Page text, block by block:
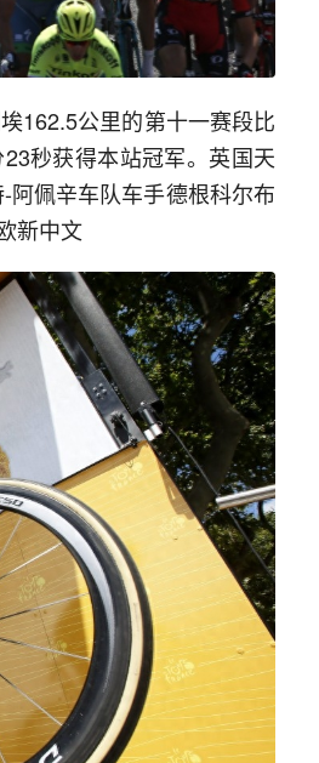
162.5公里的第十一赛段比
秒获得本站冠军。英国天
佩辛车队车手德根科尔布
新中文